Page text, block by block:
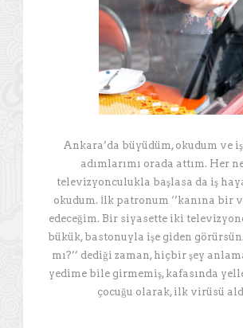
Ankara’da büyüdüm, okudum ve
adımlarımı orada attım. Her
televizyonculukla başlasa da iş
okudum. İlk patronum ‘’kanına bir
edeceğim. Bir siyasette iki
bükük, bastonuyla işe giden
mı?’’ dediği zaman, hiçbir şey
yedime bile girmemiş, kafasında
çocuğu olarak, ilk virüsü